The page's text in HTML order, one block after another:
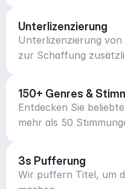
Unterlizenzierung
Unterlizenzierung
zur Schaffung
150+ Genres &
Entdecken Sie
mehr als 50
3s Pufferung
Wir puffern Titel, um